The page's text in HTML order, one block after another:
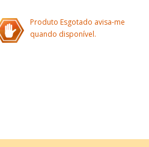
Produto Esgotado avisa-me
quando disponível.